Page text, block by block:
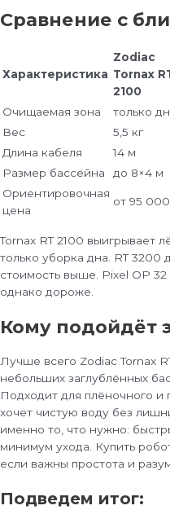
Сравнение с
Характеристика
Zodiac
Tornax
2100
Очищаемая зона только
Вес
5,5 кг
Длина кабеля
14 м
Размер бассейна
до 8×4 м
Ориентировочная
цена
от 95
Tornax RT 2100 выигрывает
только уборка дна. RT 3200
стоимость выше. Pixel OP
однако дороже.
Кому подойдёт
Лучше всего Zodiac Tornax
небольших заглублённых
Подходит для плёночного и
хочет чистую воду без
именно то, что нужно:
минимум ухода. Купить
если важны простота и
Подведем итог: